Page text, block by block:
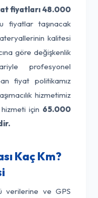
fiyatları 48.000
fiyatlar taşınacak
kalitesi
göre değişkenlik
profesyonel
fiyat politikamız
hizmetimiz
için 65.000
Kaç Km?
verilerine ve GPS